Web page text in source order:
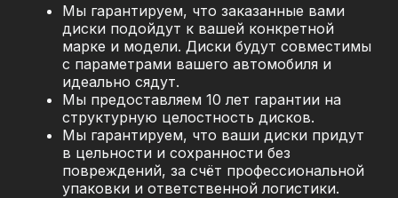
Мы гарантируем, что заказанные вами
диски подойдут к вашей конкретной
марке и модели. Диски будут совместимы
с параметрами вашего автомобиля и
идеально сядут.
Мы предоставляем 10 лет гарантии на
структурную целостность дисков.
Мы гарантируем, что ваши диски придут
в цельности и сохранности без
повреждений, за счёт профессиональной
упаковки и ответственной логистики.